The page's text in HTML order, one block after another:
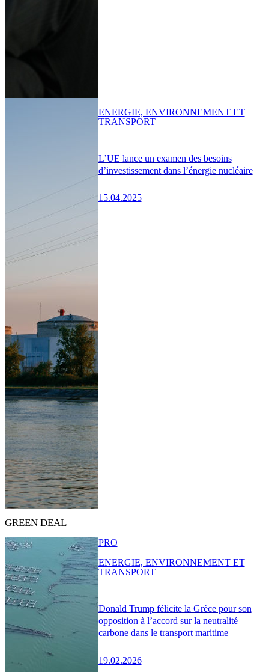
L’UE lance un examen des besoins
d’investissement dans l’énergie nucléaire
15.04.2025
ENERGIE, ENVIRONNEMENT ET
TRANSPORT
GREEN DEAL
Donald Trump félicite la Grèce pour son
opposition à l’accord sur la neutralité
carbone dans le transport maritime
19.02.2026
PRO
ENERGIE, ENVIRONNEMENT ET
TRANSPORT